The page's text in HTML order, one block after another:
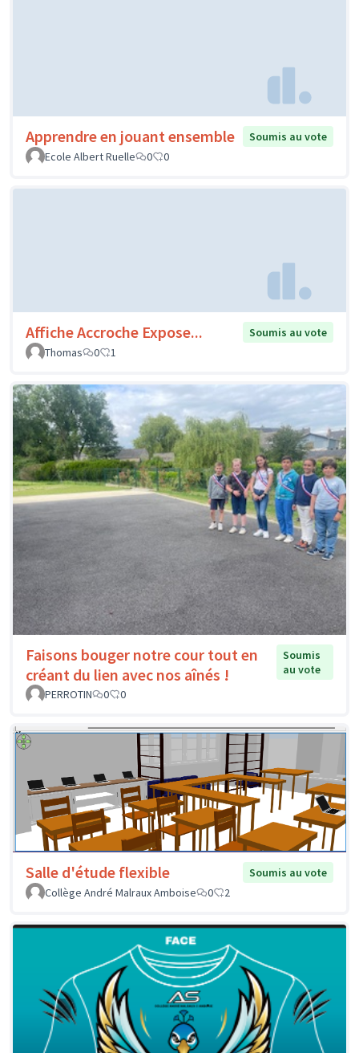
Apprendre en jouant ensemble
Soumis au vote
Ecole Albert Ruelle
0 0
Affiche Accroche Expose...
Soumis au vote
Thomas
0 1
Faisons bouger notre cour tout en
créant du lien avec nos aînés !
Soumis
au vote
PERROTIN
0 0
Salle d'étude flexible
Soumis au vote
Collège André Malraux Amboise
0 2